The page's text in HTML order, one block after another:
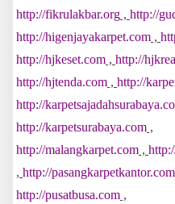
http://fikrulakbar.org , http://
http://higenjayakarpet.com ,
http://hjkeset.com , http://
http://hjtenda.com , http://
http://
http://karpetsurabaya.com ,
http://malangkarpet.com ,
, http://pasangkarpetkantor.com
http://pusatbusa.com ,